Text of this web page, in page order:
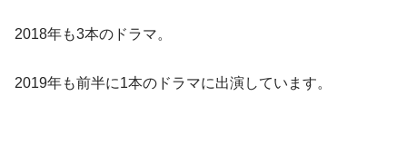
2018年も3本のドラマ。
2019年も前半に1本のドラマに出演しています。